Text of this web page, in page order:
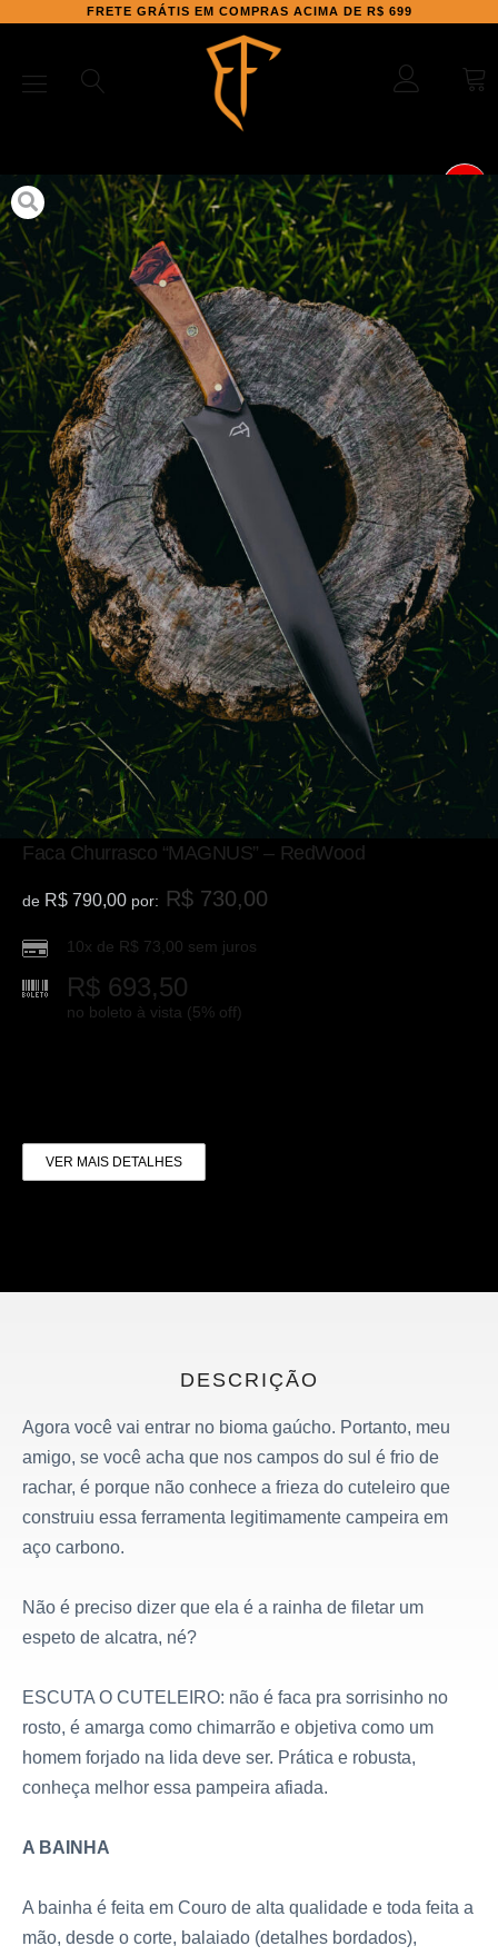
FRETE GRÁTIS EM COMPRAS ACIMA DE R$ 699
Início/ Facas/Facas para Churrasco/ Faca Churrasco
“MAGNUS” – RedWood
8%
Faca Churrasco “MAGNUS” – RedWood
de R$ 790,00 por: R$ 730,00
10x de R$ 73,00 sem juros
R$ 693,50
no boleto à vista (5% off)
VER MAIS DETALHES
DESCRIÇÃO
Agora você vai entrar no bioma gaúcho. Portanto, meu
amigo, se você acha que nos campos do sul é frio de
rachar, é porque não conhece a frieza do cuteleiro que
construiu essa ferramenta legitimamente campeira em
aço carbono.
Não é preciso dizer que ela é a rainha de filetar um
espeto de alcatra, né?
ESCUTA O CUTELEIRO: não é faca pra sorrisinho no
rosto, é amarga como chimarrão e objetiva como um
homem forjado na lida deve ser. Prática e robusta,
conheça melhor essa pampeira afiada.
A BAINHA
A bainha é feita em Couro de alta qualidade e toda feita a
mão, desde o corte, balaiado (detalhes bordados),